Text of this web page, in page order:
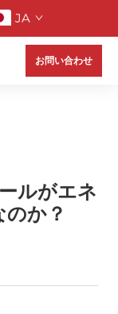
JA
お問い合わせ
ルがエネ
か？